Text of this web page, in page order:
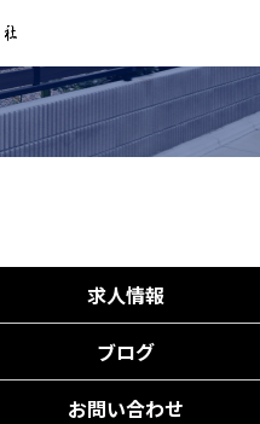
求人情報
ブログ
お問い合わせ